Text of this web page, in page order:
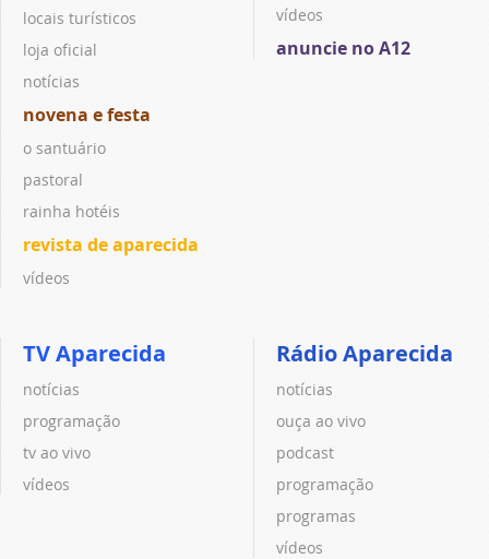
locais turísticos
loja oficial
notícias
novena e festa
o santuário
pastoral
rainha hotéis
revista de aparecida
vídeos
vídeos
anuncie no A12
TV Aparecida
notícias
programação
tv ao vivo
vídeos
Rádio Aparecida
notícias
ouça ao vivo
podcast
programação
programas
vídeos